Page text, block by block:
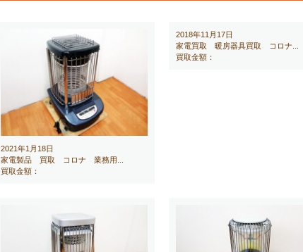
2021年1月18日
家電製品 買取 コロナ 業務用...
買取金額：
2018年11月17日
家電買取 暖房器具買取 コロナ...
買取金額：